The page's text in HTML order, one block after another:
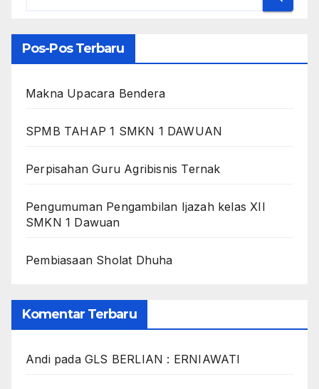
Pos-Pos Terbaru
Makna Upacara Bendera
SPMB TAHAP 1 SMKN 1 DAWUAN
Perpisahan Guru Agribisnis Ternak
Pengumuman Pengambilan Ijazah kelas XII
SMKN 1 Dawuan
Pembiasaan Sholat Dhuha
Komentar Terbaru
AndipadaGLS BERLIAN : ERNIAWATI